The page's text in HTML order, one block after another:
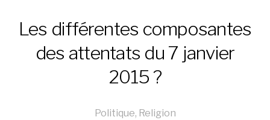
Les différentes composantes
des attentats du 7 janvier
2015 ?
Politique, Religion